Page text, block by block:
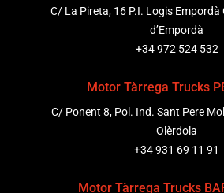
C/ La Pireta, 16 P.I. Logis Empordà
d’Empordà
+34 972 524 532
Motor Tàrrega Trucks
C/ Ponent 8, Pol. Ind. Sant Pere
Olèrdola
+34 931 69 11 91
Motor Tàrrega Trucks